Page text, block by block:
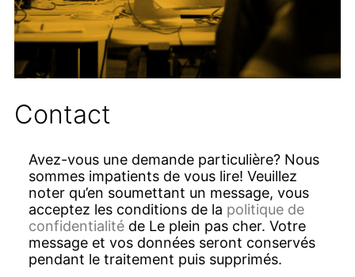
Contact
Avez-vous une demande particulière? Nous
sommes impatients de vous lire! Veuillez
noter qu’en soumettant un message, vous
acceptez les conditions de la politique de
confidentialité de Le plein pas cher. Votre
message et vos données seront conservés
pendant le traitement puis supprimés.